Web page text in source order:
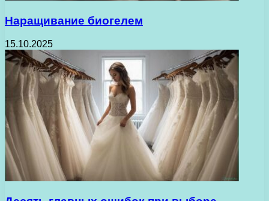
Наращивание биогелем
15.10.2025